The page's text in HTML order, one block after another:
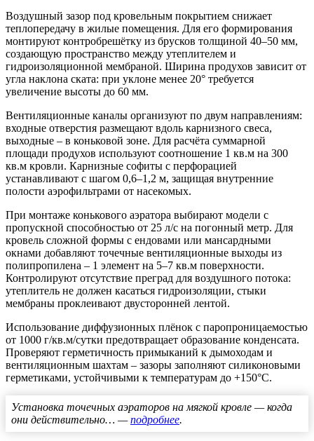
Воздушный зазор под кровельным покрытием снижает
теплопередачу в жилые помещения. Для его формирования
монтируют контробрешётку из брусков толщиной 40–50 мм,
создающую пространство между утеплителем и
гидроизоляционной мембраной. Ширина продухов зависит от
угла наклона ската: при уклоне менее 20° требуется
увеличение высоты до 60 мм.
Вентиляционные каналы организуют по двум направлениям:
входные отверстия размещают вдоль карнизного свеса,
выходные – в коньковой зоне. Для расчёта суммарной
площади продухов используют соотношение 1 кв.м на 300
кв.м кровли. Карнизные софиты с перфорацией
устанавливают с шагом 0,6–1,2 м, защищая внутренние
полости аэрофильтрами от насекомых.
При монтаже конькового аэратора выбирают модели с
пропускной способностью от 25 л/с на погонный метр. Для
кровель сложной формы с ендовами или мансардными
окнами добавляют точечные вентиляционные выходы из
полипропилена – 1 элемент на 5–7 кв.м поверхности.
Контролируют отсутствие преград для воздушного потока:
утеплитель не должен касаться гидроизоляции, стыки
мембраны проклеивают двусторонней лентой.
Использование диффузионных плёнок с паропроницаемостью
от 1000 г/кв.м/сутки предотвращает образование конденсата.
Проверяют герметичность примыканий к дымоходам и
вентиляционным шахтам – зазоры заполняют силиконовыми
герметиками, устойчивыми к температурам до +150°C.
Установка точечных аэраторов на мягкой кровле — когда
они действительно… —подробнее.